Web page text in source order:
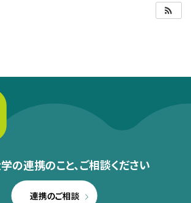
の連携のこと、ご相談ください
連携のご相談